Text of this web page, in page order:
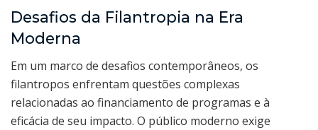
Desafios da Filantropia na Era
Moderna
Em um marco de desafios contemporâneos, os
filantropos enfrentam questões complexas
relacionadas ao financiamento de programas e à
eficácia de seu impacto. O público moderno exige